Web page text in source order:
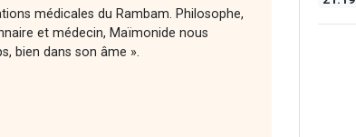
médicales du Rambam. Philosophe,
et médecin, Maïmonide nous
bien dans son âme ».